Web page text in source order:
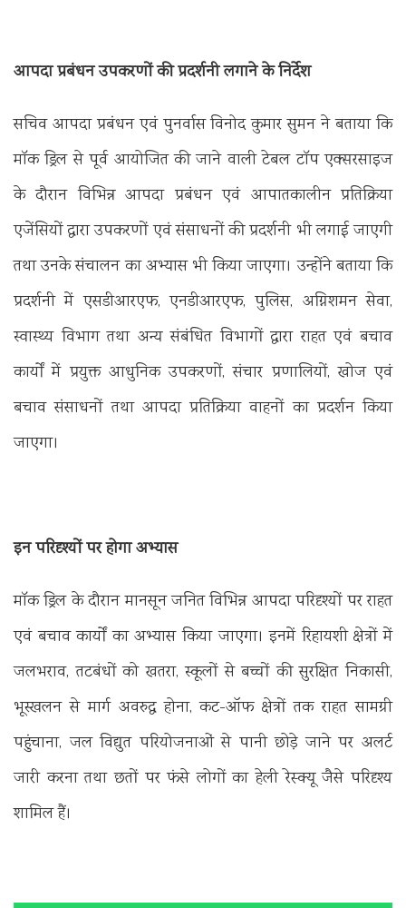
आपदा प्रबंधन उपकरणों की प्रदर्शनी लगाने के निर्देश
सचिव आपदा प्रबंधन एवं पुनर्वास विनोद कुमार सुमन ने बताया कि
मॉक ड्रिल से पूर्व आयोजित की जाने वाली टेबल टॉप एक्सरसाइज
के दौरान विभिन्न आपदा प्रबंधन एवं आपातकालीन प्रतिक्रिया
एजेंसियों द्वारा उपकरणों एवं संसाधनों की प्रदर्शनी भी लगाई जाएगी
तथा उनके संचालन का अभ्यास भी किया जाएगा। उन्होंने बताया कि
प्रदर्शनी में एसडीआरएफ, एनडीआरएफ, पुलिस, अग्निशमन सेवा,
स्वास्थ्य विभाग तथा अन्य संबंधित विभागों द्वारा राहत एवं बचाव
कार्यों में प्रयुक्त आधुनिक उपकरणों, संचार प्रणालियों, खोज एवं
बचाव संसाधनों तथा आपदा प्रतिक्रिया वाहनों का प्रदर्शन किया
जाएगा।
इन परिदृश्यों पर होगा अभ्यास
मॉक ड्रिल के दौरान मानसून जनित विभिन्न आपदा परिदृश्यों पर राहत
एवं बचाव कार्यों का अभ्यास किया जाएगा। इनमें रिहायशी क्षेत्रों में
जलभराव, तटबंधों को खतरा, स्कूलों से बच्चों की सुरक्षित निकासी,
भूस्खलन से मार्ग अवरुद्ध होना, कट-ऑफ क्षेत्रों तक राहत सामग्री
पहुंचाना, जल विद्युत परियोजनाओं से पानी छोड़े जाने पर अलर्ट
जारी करना तथा छतों पर फंसे लोगों का हेली रेस्क्यू जैसे परिदृश्य
शामिल हैं।